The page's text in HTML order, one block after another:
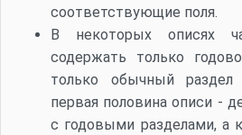
соответствующие поля.
В некоторых описях
содержать только
только обычный
первая половина описи -
с годовыми разделами, а